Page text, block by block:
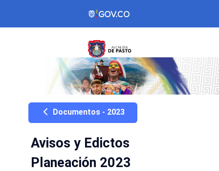
Documentos - 2023
Avisos y Edictos
Planeación 2023